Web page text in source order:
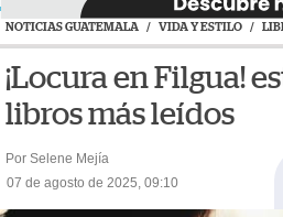
NOTICIAS GUATEMALA / VIDA Y ESTILO /
¡Locura en Filgua!
libros más leídos
Por Selene Mejía
07 de agosto de 2025, 09:10